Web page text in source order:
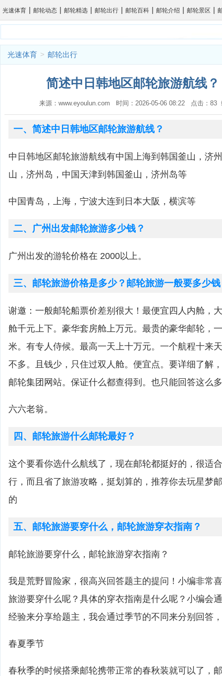
光速体育 | 邮轮动态 | 邮轮精选 | 邮轮出行 | 邮轮百科 | 邮轮介绍 | 邮轮景区 |
光速体育 > 邮轮出行
简述中日韩地区邮轮旅游航线
来源：www.eyoulun.com 时间：2026-05-06 08:22 点击：
一、简述中日韩地区邮轮旅游航线？
中日韩地区邮轮旅游航线有中国上海到韩国釜山，济
山，济州岛，中国天津到韩国釜山，济州岛等
中国青岛，上海，宁波大连到日本大阪，横滨等
二、广州出发邮轮旅游多少钱？
广州出发的游轮价格在 2000以上。
三、邮轮旅游价格是多少？邮轮旅游一般要多少
谢邀：一般邮轮船票价差别很大！最便宜四人内舱，
舱千元上下。豪华套房舱上万元。最贵的豪华邮轮，
米。有专人侍候。最高一天上十万元。一个航程十来
不多。且钱少，只住过双人舱。便宜点。要详细了解
邮轮集团网站。保证什么都查得到。也只能回答这么
六六老翁。
四、邮轮旅游什么邮轮最好？
这个要看你选什么航线了，现在邮轮都挺好的，很适
行，而且省了旅游攻略，挺划算的，推荐你去玩星梦
的
五、邮轮旅游要穿什么，邮轮旅游穿衣指南？
邮轮旅游要穿什么，邮轮旅游穿衣指南？
我是荒野冒险家，很高兴回答题主的提问！小编非常
旅游要穿什么呢？具体的穿衣指南是什么呢？小编会
经验来分享给题主，我会通过季节的不同来分别回答
春夏季节
春秋季的时候搭乘邮轮携带正常的春秋装就可以了，